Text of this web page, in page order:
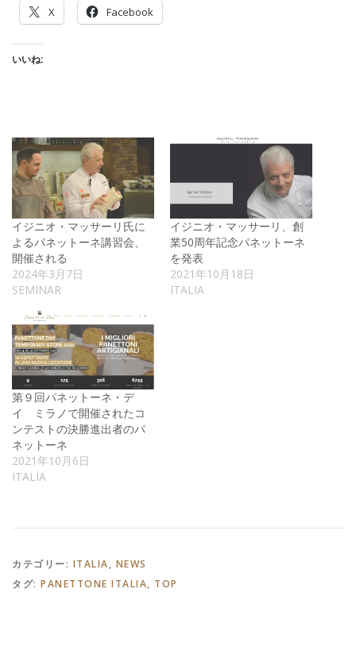
X Facebook
いいね:
イジニオ・マッサーリ氏に
よるパネットーネ講習会、
開催される
2024年3月7日
SEMINAR
イジニオ・マッサーリ、創
業50周年記念パネットーネ
を発表
2021年10月18日
ITALIA
第９回パネットーネ・デ
イ ミラノで開催されたコ
ンテストの決勝進出者のパ
ネットーネ
2021年10月6日
ITALIA
カテゴリー: ITALIA, NEWS
タグ: PANETTONE ITALIA, TOP